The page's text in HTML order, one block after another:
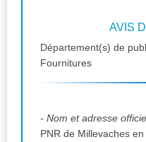
AVIS
Département(s) de
Fournitures
- Nom et adresse
PNR de Millevaches en